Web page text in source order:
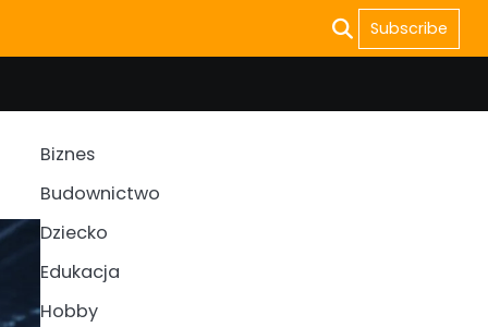
Subscribe
Biznes
Budownictwo
Dziecko
Edukacja
Hobby